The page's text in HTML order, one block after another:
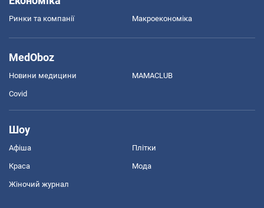
Ринки та компанії Макроекономіка
MedOboz
Новини медицини MAMACLUB
Covid
Шоу
Афіша Плітки
Краса Мода
Жіночий журнал